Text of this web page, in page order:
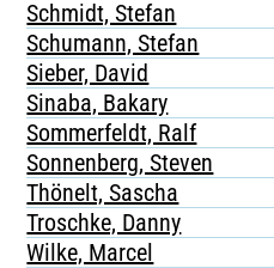
Schmidt, Stefan
Schumann, Stefan
Sieber, David
Sinaba, Bakary
Sommerfeldt, Ralf
Sonnenberg, Steven
Thönelt, Sascha
Troschke, Danny
Wilke, Marcel